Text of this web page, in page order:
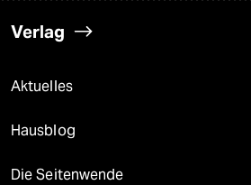
Verlag
Aktuelles
Hausblog
Die Seitenwende